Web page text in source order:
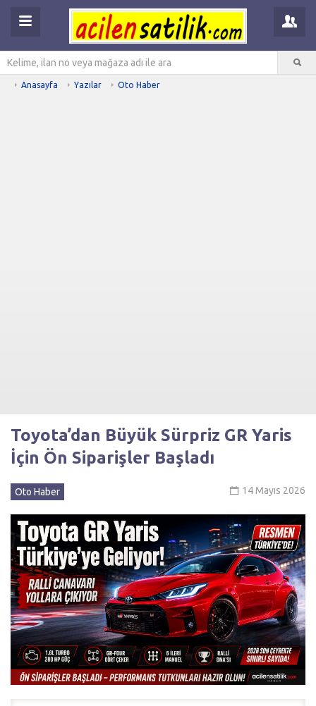
Anasayfa Yazılar Oto Haber
Toyota’dan Büyük Sürpriz GR Yaris
İçin Ön Siparişler Başladı
14 Mayıs 2026
Oto Haber